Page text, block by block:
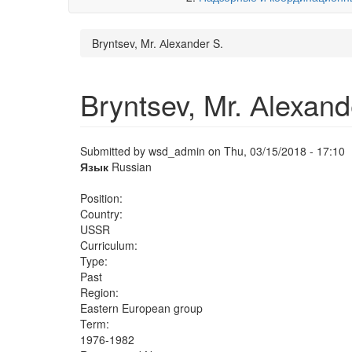
Bryntsev, Mr. Аlexander S.
Bryntsev, Mr.
Submitted by wsd_admin on Thu, 03/15/2018 - 17:10
Язык Russian
Position:
Country:
USSR
Curriculum:
Type:
Past
Region:
Eastern European group
Term:
1976-1982